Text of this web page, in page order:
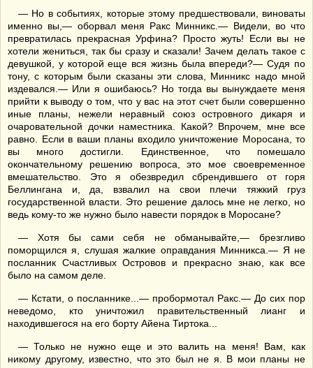
— Но в событиях, которые этому предшествовали, виноваты
именно вы,— оборвал меня Ракс Минникс.— Видели, во что
превратилась прекрасная Урфина? Просто жуть! Если вы не
хотели жениться, так бы сразу и сказали! Зачем делать такое с
девушкой, у которой еще вся жизнь была впереди?— Судя по
тону, с которым были сказаны эти слова, Минникс надо мной
издевался.— Или я ошибаюсь? Но тогда вы вынуждаете меня
прийти к выводу о том, что у вас на этот счет были совершенно
иные планы, нежели неравный союз островного дикаря и
очаровательной дочки наместника. Какой? Впрочем, мне все
равно. Если в ваши планы входило уничтожение Моросана, то
вы много достигли. Единственное, что помешало
окончательному решению вопроса, это мое своевременное
вмешательство. Это я обезвредил сбрендившего от горя
Беллингана и, да, взвалил на свои плечи тяжкий груз
государственной власти. Это решение далось мне не легко, но
ведь кому-то же нужно было навести порядок в Моросане?
— Хотя бы сами себя не обманывайте,— брезгливо
поморщился я, слушая жалкие оправдания Минникса.— Я не
посланник Счастливых Островов и прекрасно знаю, как все
было на самом деле.
— Кстати, о посланнике...— пробормотал Ракс.— До сих пор
неведомо, кто уничтожил правительственный лианг и
находившегося на его борту Айена Тиртока...
— Только не нужно еще и это валить на меня! Вам, как
никому другому, известно, что это был не я. В мои планы не